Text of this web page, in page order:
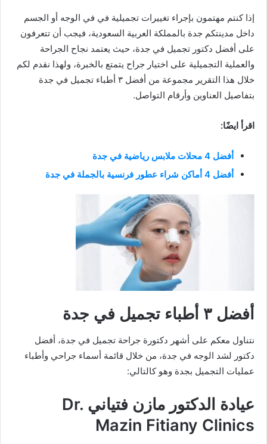
إذا كنتم مهتمون بإجراء تغييرات تجميلية في في الوجه أو الجسم
داخل مدينتكم جدة بالمملكة العربية السعودية، فيجب أن تتعرفون
على أفضل دكتور تجميل في جدة، حيث يعتمد نجاح الجراحة
والعملية التجميلية على اختيار جراح يتمتع بالخبرة، ولهذا نقدم لكم
خلال هذا التقرير مجموعة من أفضل ٣ أطباء تجميل في جدة
بتفاصيل العناوين وأرقام التواصل.
اقرأ ايضًا:
أفضل 4 محلات ملابس رياضية في جدة
أفضل 4 أماكن شراء عطور فرنسية بالجملة في جدة
أفضل ٣ أطباء تجميل في جدة
نتناول معكم على أشهر دكتورة جراحة تجميل في جدة، أفضل
دكتور لشد الوجه في جدة، من خلال قائمة أسماء جراحي وأطباء
عمليات التجميل بجدة وهو كالتالي:
عيادة الدكتور مازن فتياني Dr.
Mazin Fitiany Clinics